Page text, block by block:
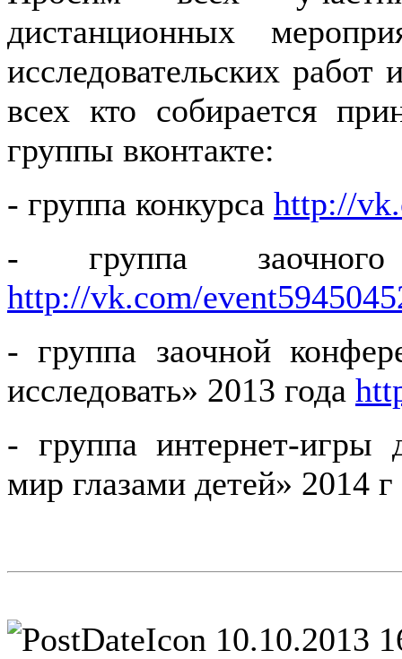
дистанционных
исследовательских работ
всех кто собирается
группы вконтакте:
- группа конкурса http://
- группа
http://vk.com/
- группа заочной
исследовать» 2013 года
- группа интернет-
мир глазами детей» 2014 г
10.10.2013